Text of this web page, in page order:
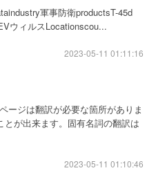
軍事防衛productsT-45d
ウィルスLocationscou...
2023-05-11 01:11:16
ージは翻訳が必要な箇所がありま
が出来ます。固有名詞の翻訳は
2023-05-11 01:10:46